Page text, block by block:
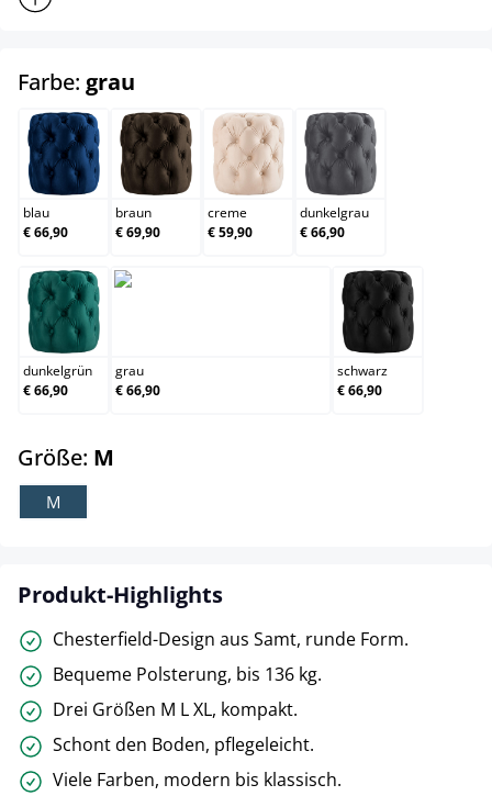
Farbe: grau
blau
blau
€ 66,90
braun
braun
€ 69,90
creme
creme
€ 59,90
dunkelgrau
dunkelgrau
€ 66,90
dunkelgrün
dunkelgrün
€ 66,90
grau
€ 66,90
schwarz
schwarz
€ 66,90
Größe: M
M
Produkt-Highlights
Chesterfield-Design aus Samt, runde Form.
Bequeme Polsterung, bis 136 kg.
Drei Größen M L XL, kompakt.
Schont den Boden, pflegeleicht.
Viele Farben, modern bis klassisch.